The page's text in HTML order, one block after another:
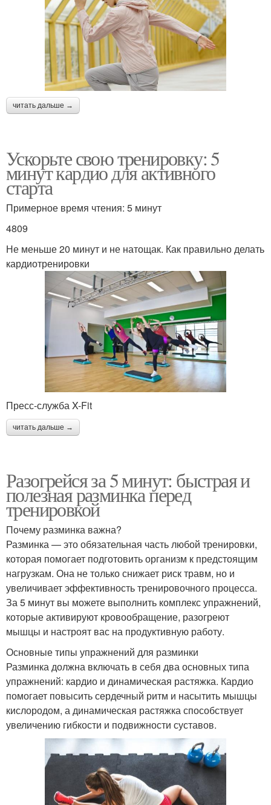
читать дальше →
Ускорьте свою тренировку: 5
минут кардио для активного
старта
Примерное время чтения: 5 минут
4809
Не меньше 20 минут и не натощак. Как правильно делать
кардиотренировки
Пресс-служба X-Fit
читать дальше →
Разогрейся за 5 минут: быстрая и
полезная разминка перед
тренировкой
Почему разминка важна?
Разминка — это обязательная часть любой тренировки,
которая помогает подготовить организм к предстоящим
нагрузкам. Она не только снижает риск травм, но и
увеличивает эффективность тренировочного процесса.
За 5 минут вы можете выполнить комплекс упражнений,
которые активируют кровообращение, разогреют
мышцы и настроят вас на продуктивную работу.
Основные типы упражнений для разминки
Разминка должна включать в себя два основных типа
упражнений: кардио и динамическая растяжка. Кардио
помогает повысить сердечный ритм и насытить мышцы
кислородом, а динамическая растяжка способствует
увеличению гибкости и подвижности суставов.